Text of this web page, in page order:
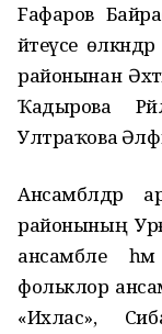
Fафаров
әйтеүсе
районынан
Ҡадырова
Ултраҡова
Ансамблдәр
районының
ансамбле
фольклор
«Ихлас»,